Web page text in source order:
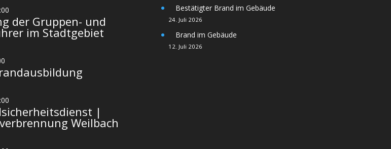
der Gruppen- und
im Stadtgebiet
|
Weilbach
Bestätigter Brand im Gebäude
24. Juli 2026
Brand im Gebäude
12. Juli 2026